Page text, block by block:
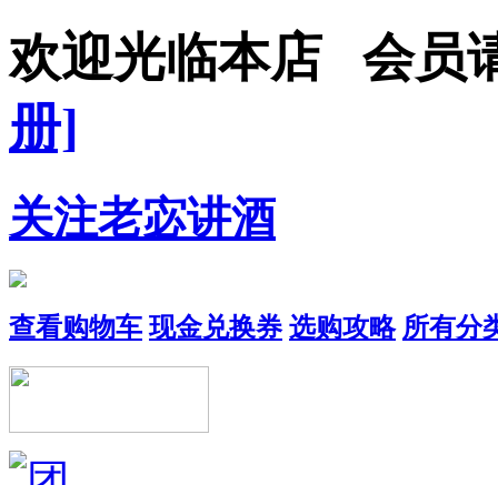
欢迎光临本店 会员
册]
关注老宓讲酒
查看购物车 现金兑换券 选购攻略 所有分